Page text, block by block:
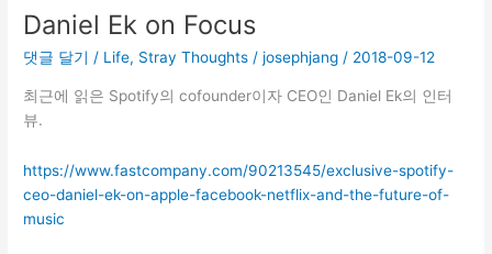
프
린
터
리
하
vs.
새
로
Daniel Ek on Focus
댓글 달기 / Life, Stray Thoughts /josephjang/ 2018-09-12
최근에 읽은 Spotify의 cofounder이자 CEO인 Daniel Ek의 인터
뷰.
https://www.fastcompany.com/90213545/exclusive-spotify-
ceo-daniel-ek-on-apple-facebook-netflix-and-the-future-of-
music